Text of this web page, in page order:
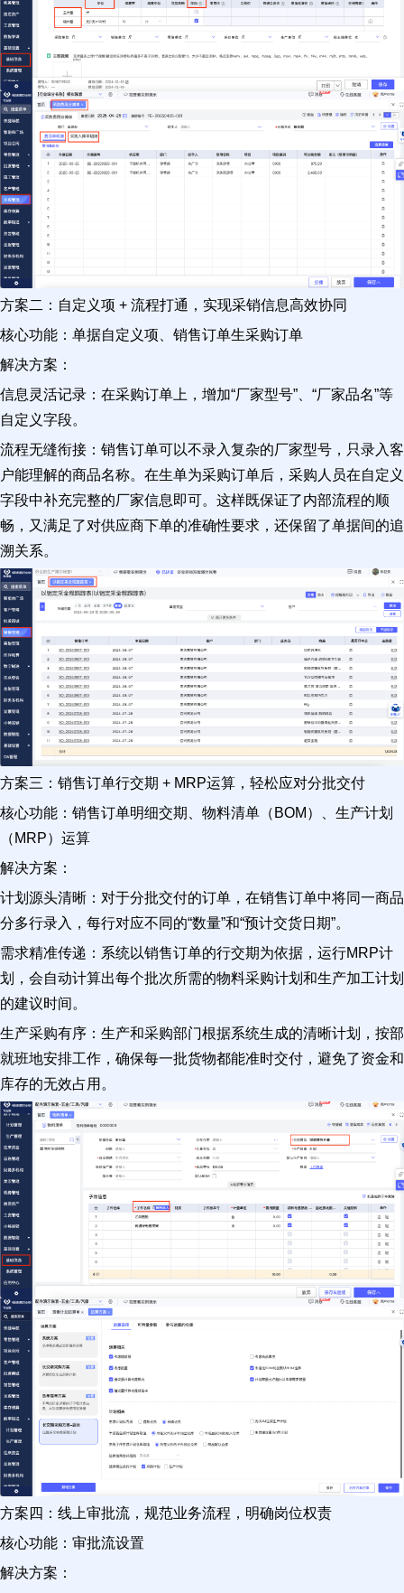
方案二：自定义项 + 流程打通，实现采销信息高效协同
核心功能：单据自定义项、销售订单生采购订单
解决方案：
信息灵活记录：在采购订单上，增加“厂家型号”、“厂家品名”等
自定义字段。
流程无缝衔接：销售订单可以不录入复杂的厂家型号，只录入客
户能理解的商品名称。在生单为采购订单后，采购人员在自定义
字段中补充完整的厂家信息即可。这样既保证了内部流程的顺
畅，又满足了对供应商下单的准确性要求，还保留了单据间的追
溯关系。
方案三：销售订单行交期 + MRP运算，轻松应对分批交付
核心功能：销售订单明细交期、物料清单（BOM）、生产计划
（MRP）运算
解决方案：
计划源头清晰：对于分批交付的订单，在销售订单中将同一商品
分多行录入，每行对应不同的“数量”和“预计交货日期”。
需求精准传递：系统以销售订单的行交期为依据，运行MRP计
划，会自动计算出每个批次所需的物料采购计划和生产加工计划
的建议时间。
生产采购有序：生产和采购部门根据系统生成的清晰计划，按部
就班地安排工作，确保每一批货物都能准时交付，避免了资金和
库存的无效占用。
方案四：线上审批流，规范业务流程，明确岗位权责
核心功能：审批流设置
解决方案：